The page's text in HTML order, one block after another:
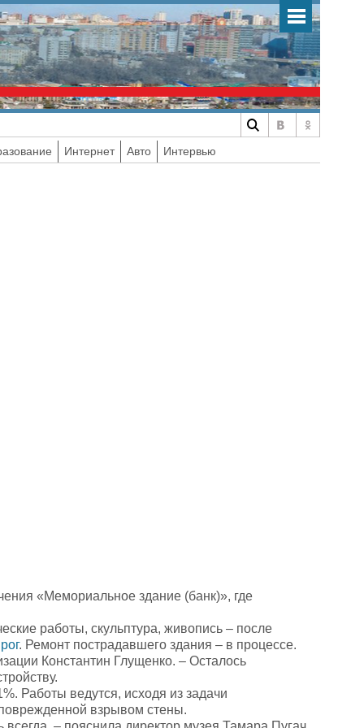
Интернет Авто Интервью
«Мемориальное здание (банк)», где
работы, скульптура, живопись – после
. Ремонт пострадавшего здания – в процессе.
Константин Глущенко. – Осталось
Работы ведутся, исходя из задачи
взрывом стены.